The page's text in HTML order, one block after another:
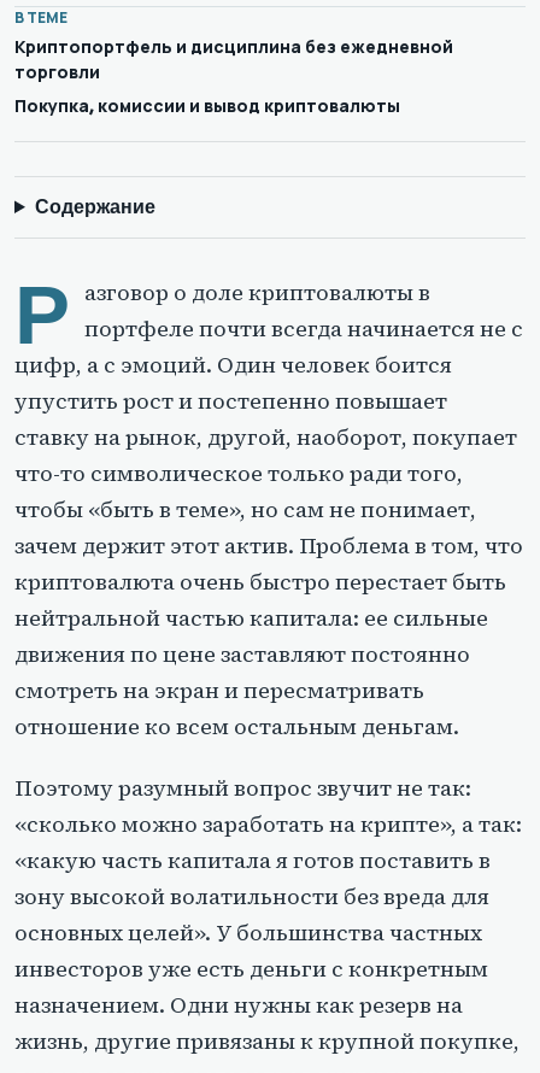
В ТЕМЕ
Криптопортфель и дисциплина без ежедневной
торговли
Покупка, комиссии и вывод криптовалюты
Содержание
Р азговор о доле криптовалюты в
портфеле почти всегда начинается не с
цифр, а с эмоций. Один человек боится
упустить рост и постепенно повышает
ставку на рынок, другой, наоборот, покупает
что-то символическое только ради того,
чтобы «быть в теме», но сам не понимает,
зачем держит этот актив. Проблема в том, что
криптовалюта очень быстро перестает быть
нейтральной частью капитала: ее сильные
движения по цене заставляют постоянно
смотреть на экран и пересматривать
отношение ко всем остальным деньгам.
Поэтому разумный вопрос звучит не так:
«сколько можно заработать на крипте», а так:
«какую часть капитала я готов поставить в
зону высокой волатильности без вреда для
основных целей». У большинства частных
инвесторов уже есть деньги с конкретным
назначением. Одни нужны как резерв на
жизнь, другие привязаны к крупной покупке,